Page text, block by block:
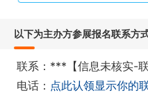
以下为主办方参展报名联系方
联系：***【信息未核实-联
电话： 点此认领显示你的